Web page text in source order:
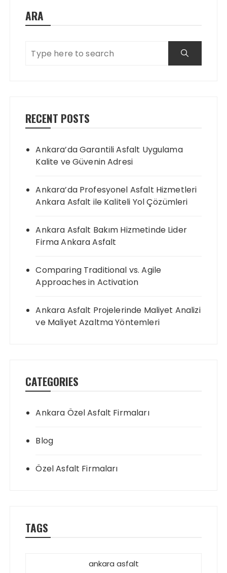
ARA
RECENT POSTS
Ankara’da Garantili Asfalt Uygulama
Kalite ve Güvenin Adresi
Ankara’da Profesyonel Asfalt Hizmetleri
Ankara Asfalt ile Kaliteli Yol Çözümleri
Ankara Asfalt Bakım Hizmetinde Lider
Firma Ankara Asfalt
Comparing Traditional vs. Agile
Approaches in Activation
Ankara Asfalt Projelerinde Maliyet Analizi
ve Maliyet Azaltma Yöntemleri
CATEGORIES
Ankara Özel Asfalt Firmaları
Blog
Özel Asfalt Firmaları
TAGS
ankara asfalt